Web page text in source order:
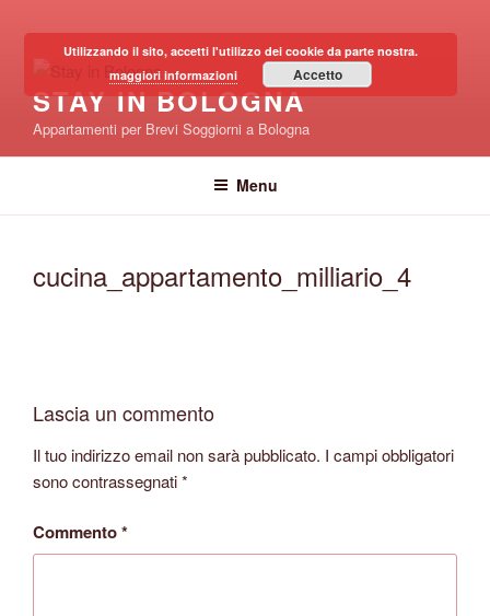
contenuto
STAY IN BOLOGNA
Appartamenti per Brevi Soggiorni a Bologna
Menu
cucina_appartamento_milliario_4
Lascia un commento
Il tuo indirizzo email non sarà pubblicato. I campi obbligatori
sono contrassegnati*
Commento*
Utilizzando il sito, accetti l'utilizzo dei cookie da parte nostra.
maggiori informazioni
Accetto